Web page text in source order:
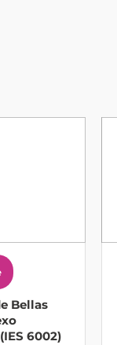
Bellas
6002)